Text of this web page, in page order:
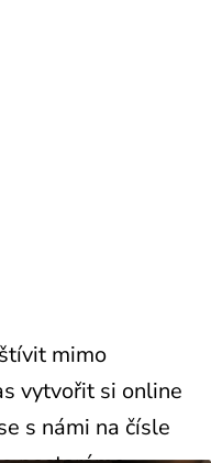
mimo
vytvořit si online
s námi na čísle